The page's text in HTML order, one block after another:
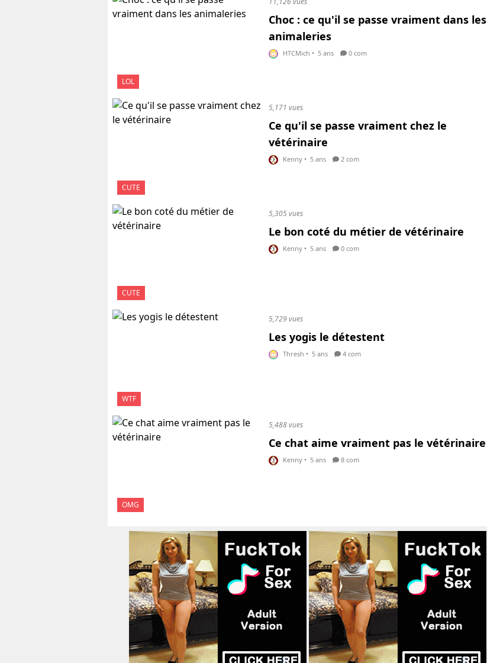
LOL
Choc : ce qu'il se passe vraiment dans les
animaleries
HTCMich • 5 ans 0 com
CUTE
5,171 vues
Ce qu'il se passe vraiment chez le
vétérinaire
Kenny • 5 ans 2 com
CUTE
5,305 vues
Le bon coté du métier de vétérinaire
Kenny • 5 ans 0 com
WTF
5,729 vues
Les yogis le détestent
Thresh • 5 ans 4 com
OMG
5,488 vues
Ce chat aime vraiment pas le vétérinaire
Kenny • 5 ans 8 com